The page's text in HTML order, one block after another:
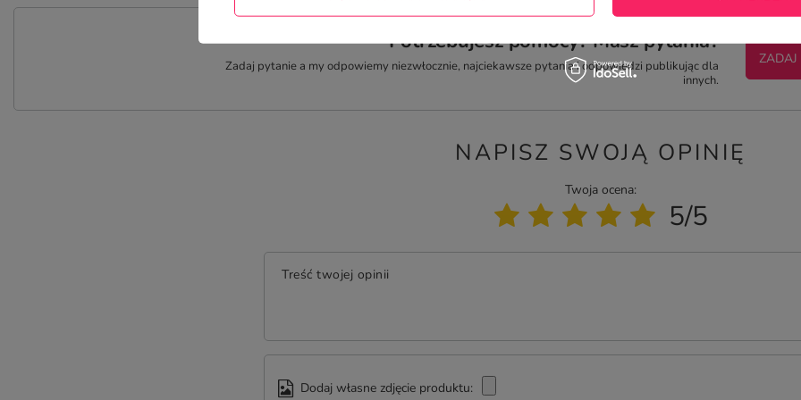
Potrzebujesz pomocy? Masz pytania?
Zadaj pytanie a my odpowiemy niezwłocznie, najciekawsze pytania i odpowiedzi publikując dla
innych.
ZADAJ
NAPISZ SWOJĄ OPINIĘ
Twoja ocena:
5/5
Treść twojej opinii
Dodaj własne zdjęcie produktu: